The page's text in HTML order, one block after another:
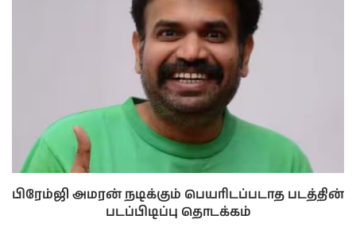
பிரேம்ஜி அமரன் நடிக்கும் பெயரிடப்படாத படத்தின்
படப்பிடிப்பு தொடக்கம்